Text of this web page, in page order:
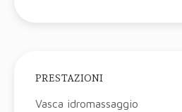
PRESTAZIONI
Vasca idromassaggio